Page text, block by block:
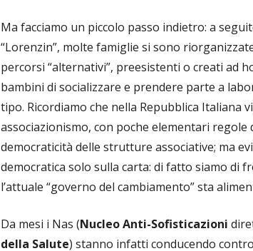
Ma facciamo un piccolo passo indietro: a
“Lorenzin”, molte famiglie si sono
percorsi “alternativi”, preesistenti o creati ad
bambini di socializzare e prendere parte a
tipo. Ricordiamo che nella Repubblica Italiana
associazionismo, con poche elementari
democraticità delle strutture associative; ma
democratica solo sulla carta: di fatto siamo di
l’attuale “governo del cambiamento” sta
Da mesi i Nas (Nucleo Anti-Sofisticazioni
della Salute) stanno infatti conducendo